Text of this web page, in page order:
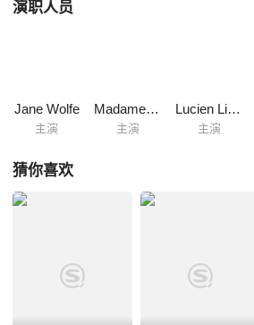
when another woman comes along who off...
演职人员
Jane Wolfe
主演
Madame Sul-Te-Wan
主演
Lucien Littlefield
主演
猜你喜欢